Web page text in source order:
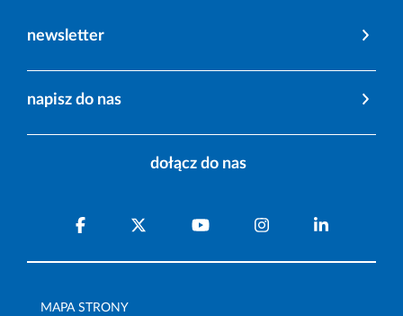
newsletter
napisz do nas
dołącz do nas
MAPA STRONY